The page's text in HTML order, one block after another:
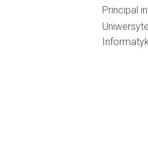
Principal